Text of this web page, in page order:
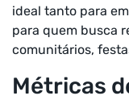
ideal tanto para
para quem busca
comunitários,
Métricas